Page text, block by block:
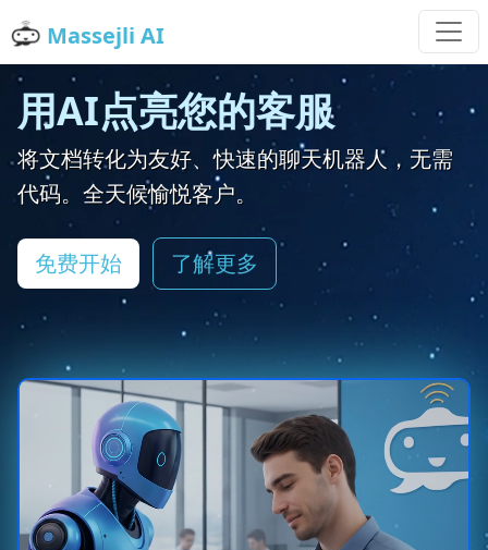
Massejli AI
用AI点亮您的客服
将文档转化为友好、快速的聊天机器人，无需
代码。全天候愉悦客户。
免费开始 了解更多
Auto